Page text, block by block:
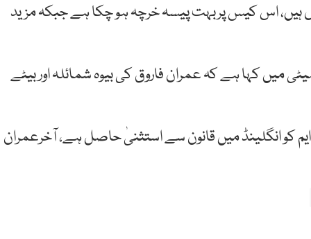
ہیں، اس کیس پربہت پیسہ خرچہ ہو چکا ہے جبکہ مزید
میں کہا ہے کہ عمران فاروق کی بیوہ شمائلہ اور بیٹے
ایم کو انگلینڈ میں قانون سے استثنیٰ حاصل ہے، آخرعمران